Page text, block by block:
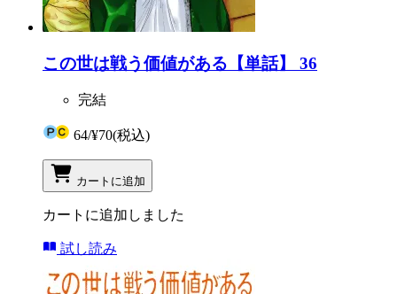
この世は戦う価値がある【単話】 36
完結
64/¥70(税込)
カートに追加
カートに追加しました
試し読み